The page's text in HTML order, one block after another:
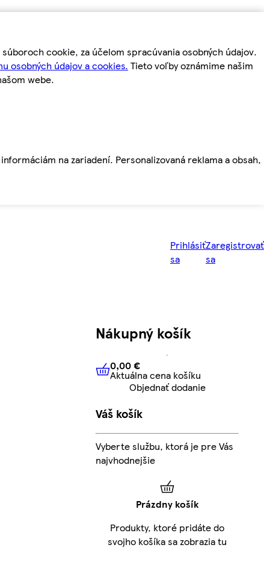
cookie, za účelom spracúvania osobných údajov.
osobných údajov a cookies. Tieto voľby oznámime našim
webe.
na zariadení. Personalizovaná reklama a obsah,
Prihlásiť
sa
Zaregistrovať
sa
Nákupný košík
0,00 € Aktuálna cena košíku
0,00 €
Aktuálna cena košíku
Objednať dodanie
Váš košík
Vyberte službu, ktorá je pre Vás
najvhodnejšie
Prázdny košík
Produkty, ktoré pridáte do
svojho košíka sa zobrazia tu